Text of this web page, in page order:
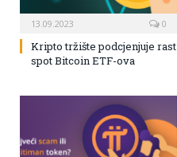
13.09.2023 0
Kripto tržište podcjenjuje rast
spot Bitcoin ETF-ova